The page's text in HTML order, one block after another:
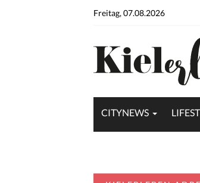
Freitag, 07.08.2026
CITYNEWS